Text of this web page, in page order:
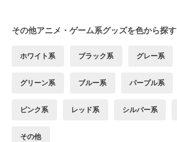
その他アニメ・ゲーム系グッズを色から探す
ホワイト系 ブラック系 グレー系
グリーン系 ブルー系 パープル系
ピンク系 レッド系 シルバー系
その他